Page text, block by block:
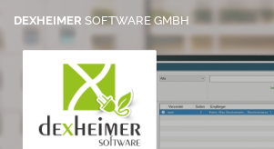
DEXHEIMER SOFTWARE GMBH